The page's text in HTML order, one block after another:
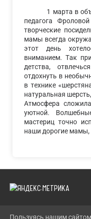
1 марта в
педагога
творческие
мамы всегда
этот день
вниманием. Так
детства,
отдохнуть в
в технике
натуральная
Атмосфера
уютной.
мастериц точно
наши дорогие мамы,
Пользуясь нашим